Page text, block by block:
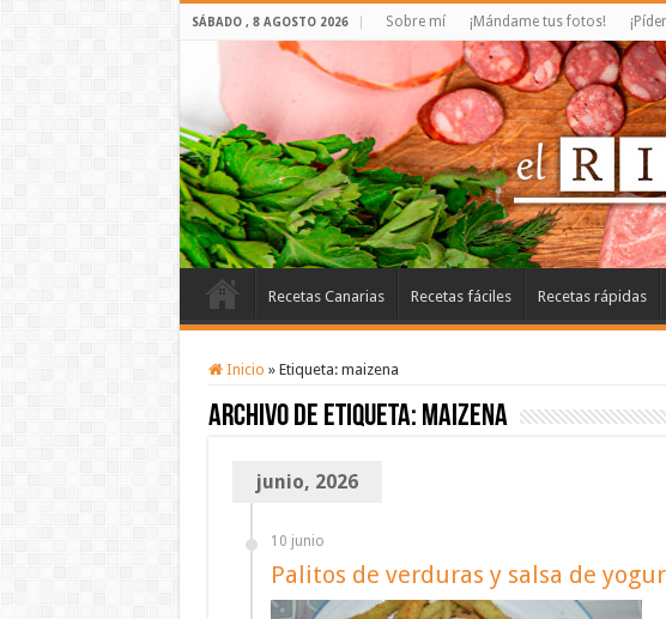
SÁBADO , 8 AGOSTO 2026 Sobre mí ¡Mándame tus fotos!
Recetas Canarias Recetas fáciles Recetas rápidas
Inicio » Etiqueta: maizena
Archivo de etiqueta: maizena
junio, 2026
10 junio
Palitos de verduras y salsa de yogur